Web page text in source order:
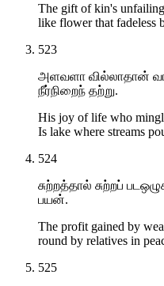
The gift of kin's
like flower that fadeless
523
அளவளா வில்லாதான்
நீர்நிறைந் தற்று.
His joy of life who
Is lake where streams
524
சுற்றத்தால் சுற்றப்
பயன்.
The profit gained by
round by relatives in
525